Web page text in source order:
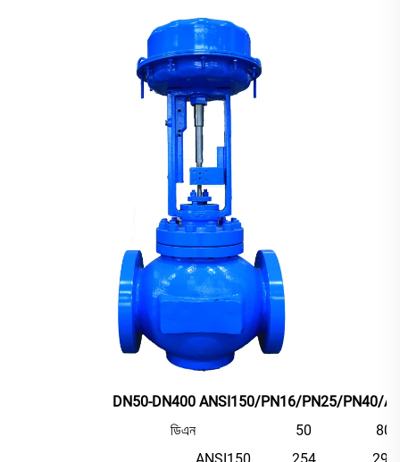
DN50-DN400 ANSI150/PN16/PN25/PN40/
ডিএন 50 80